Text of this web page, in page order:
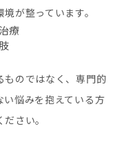
が整っています。
療
ものではなく、専門的
悩みを抱えている方
さい。